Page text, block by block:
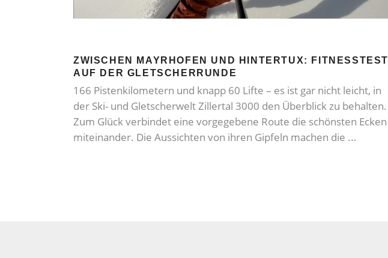
ZWISCHEN MAYRHOFEN UND HINTERTUX: FITNESSTEST
AUF DER GLETSCHERRUNDE
166 Pistenkilometern und knapp 60 Lifte – es ist gar nicht leicht, in
der Ski- und Gletscherwelt Zillertal 3000 den Überblick zu behalten.
Zum Glück verbindet eine vorgegebene Route die schönsten Ecken
miteinander. Die Aussichten von ihren Gipfeln machen die